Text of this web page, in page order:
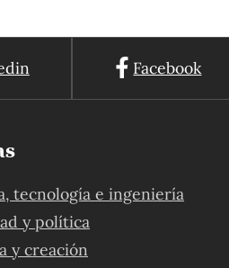
Facebook
tecnología e ingeniería
y política
y creación